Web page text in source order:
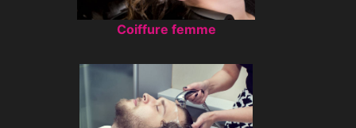
Coiffure femme